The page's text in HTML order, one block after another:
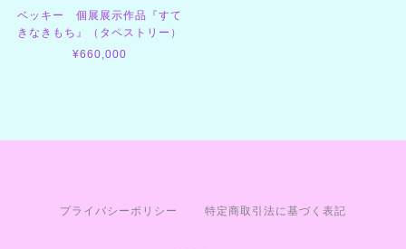
ベッキー 個展展示作品『すて
きなきもち』（タペストリー）
¥660,000
プライバシーポリシー 特定商取引法に基づく表記